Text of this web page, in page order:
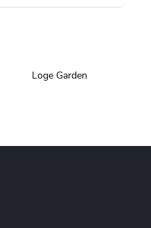
Loge Garden